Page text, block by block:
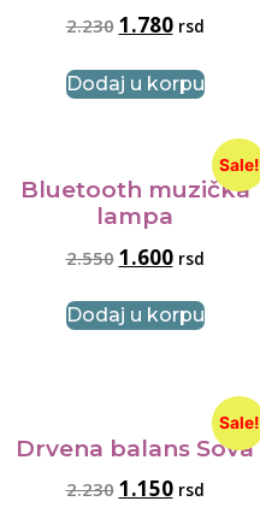
2.230 1.780 rsd
Dodaj u korpu
Sale!
Bluetooth muzička
lampa
2.550 1.600 rsd
Dodaj u korpu
Sale!
Drvena balans Sova
2.230 1.150 rsd